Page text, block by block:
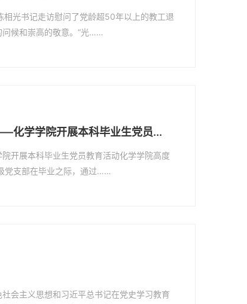
光书记走访慰问了党龄超50年以上的教工退
候和崇高的敬意。“光……
化学学院开展本科毕业生党员...
开展本科毕业生党员教育活动化学学院高度
党支部在毕业之际，通过……
会主义思想和习近平总书记在党史学习教育